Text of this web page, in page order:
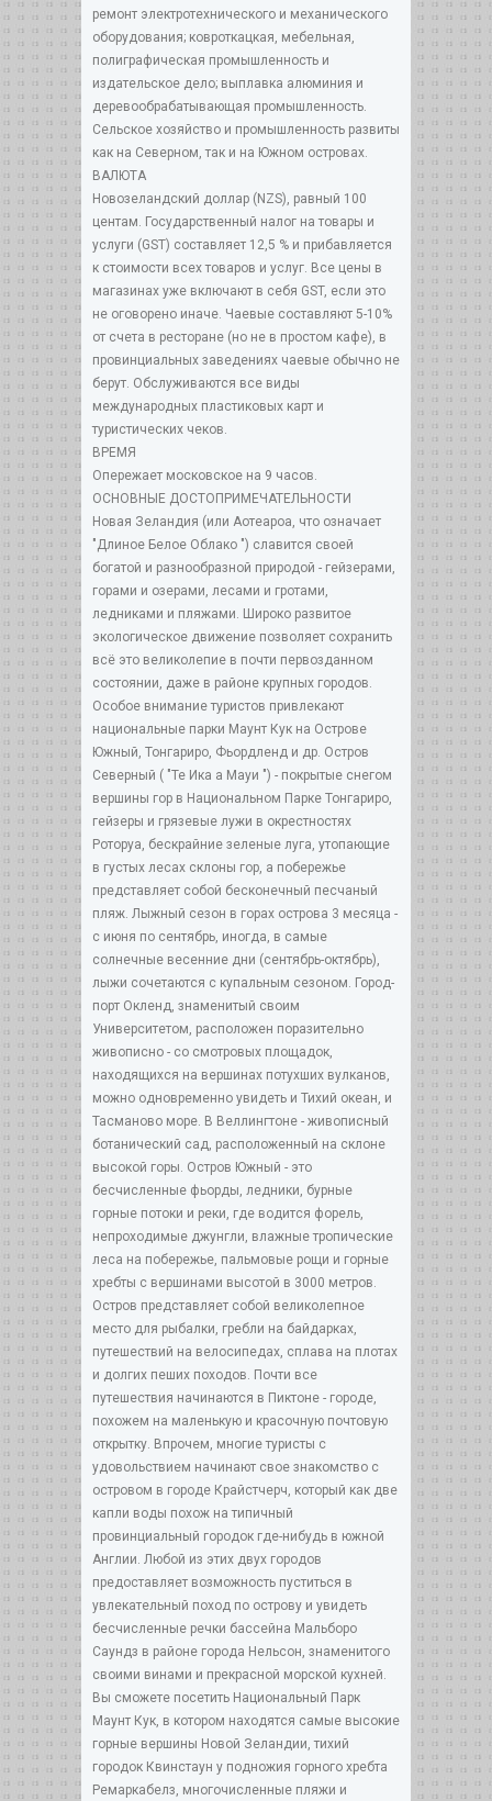
ремонт электротехнического и механического
оборудования; ковроткацкая, мебельная,
полиграфическая промышленность и
издательское дело; выплавка алюминия и
деревообрабатывающая промышленность.
Сельское хозяйство и промышленность развиты
как на Северном, так и на Южном островах.
ВАЛЮТА
Новозеландский доллар (NZS), равный 100
центам. Государственный налог на товары и
услуги (GST) составляет 12,5 % и прибавляется
к стоимости всех товаров и услуг. Все цены в
магазинах уже включают в себя GST, если это
не оговорено иначе. Чаевые составляют 5-10%
от счета в ресторане (но не в простом кафе), в
провинциальных заведениях чаевые обычно не
берут. Обслуживаются все виды
международных пластиковых карт и
туристических чеков.
ВРЕМЯ
Опережает московское на 9 часов.
ОСНОВНЫЕ ДОСТОПРИМЕЧАТЕЛЬНОСТИ
Новая Зеландия (или Аотеароа, что означает
"Длиное Белое Облако ") славится своей
богатой и разнообразной природой - гейзерами,
горами и озерами, лесами и гротами,
ледниками и пляжами. Широко развитое
экологическое движение позволяет сохранить
всё это великолепие в почти первозданном
состоянии, даже в районе крупных городов.
Особое внимание туристов привлекают
национальные парки Маунт Кук на Острове
Южный, Тонгариро, Фьордленд и др. Остров
Северный ( "Те Ика а Мауи ") - покрытые снегом
вершины гор в Национальном Парке Тонгариро,
гейзеры и грязевые лужи в окрестностях
Роторуа, бескрайние зеленые луга, утопающие
в густых лесах склоны гор, а побережье
представляет собой бесконечный песчаный
пляж. Лыжный сезон в горах острова 3 месяца -
с июня по сентябрь, иногда, в самые
солнечные весенние дни (сентябрь-октябрь),
лыжи сочетаются с купальным сезоном. Город-
порт Окленд, знаменитый своим
Университетом, расположен поразительно
живописно - со смотровых площадок,
находящихся на вершинах потухших вулканов,
можно одновременно увидеть и Тихий океан, и
Тасманово море. В Веллингтоне - живописный
ботанический сад, расположенный на склоне
высокой горы. Остров Южный - это
бесчисленные фьорды, ледники, бурные
горные потоки и реки, где водится форель,
непроходимые джунгли, влажные тропические
леса на побережье, пальмовые рощи и горные
хребты с вершинами высотой в 3000 метров.
Остров представляет собой великолепное
место для рыбалки, гребли на байдарках,
путешествий на велосипедах, сплава на плотах
и долгих пеших походов. Почти все
путешествия начинаются в Пиктоне - городе,
похожем на маленькую и красочную почтовую
открытку. Впрочем, многие туристы с
удовольствием начинают свое знакомство с
островом в городе Крайстчерч, который как две
капли воды похож на типичный
провинциальный городок где-нибудь в южной
Англии. Любой из этих двух городов
предоставляет возможность пуститься в
увлекательный поход по острову и увидеть
бесчисленные речки бассейна Мальборо
Саундз в районе города Нельсон, знаменитого
своими винами и прекрасной морской кухней.
Вы сможете посетить Национальный Парк
Маунт Кук, в котором находятся самые высокие
горные вершины Новой Зеландии, тихий
городок Квинстаун у подножия горного хребта
Ремаркабелз, многочисленные пляжи и